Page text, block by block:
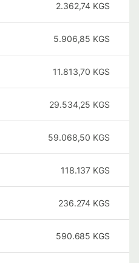
2.362,74 KGS
5.906,85 KGS
11.813,70 KGS
29.534,25 KGS
59.068,50 KGS
118.137 KGS
236.274 KGS
590.685 KGS